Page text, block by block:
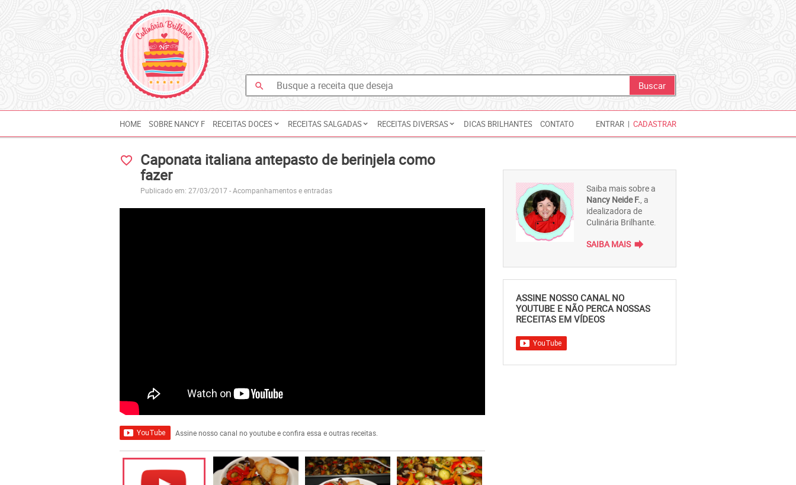
search
HOME SOBRE NANCY F RECEITAS DOCES RECEITAS SALGADAS RECEITAS DIVERSAS DICAS BRILHANTES CONTATO ENTRAR | CADASTRAR
favorite_border
Caponata italiana antepasto de berinjela como
fazer
Publicado em: 27/03/2017 -Acompanhamentos e entradas
Assine nosso canal no youtube e confira essa e outras receitas.
Saiba mais sobre a
Nancy Neide F., a
idealizadora de
Culinária Brilhante.
SAIBA MAIS forward
ASSINE NOSSO CANAL NO
YOUTUBE E NÃO PERCA NOSSAS
RECEITAS EM VÍDEOS